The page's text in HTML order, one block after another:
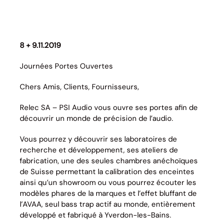
8 + 9.11.2019
Journées Portes Ouvertes
Chers Amis, Clients, Fournisseurs,
Relec SA – PSI Audio vous ouvre ses portes afin de
découvrir un monde de précision de l’audio.
Vous pourrez y découvrir ses laboratoires de
recherche et développement, ses ateliers de
fabrication, une des seules chambres anéchoïques
de Suisse permettant la calibration des enceintes
ainsi qu’un showroom ou vous pourrez écouter les
modèles phares de la marques et l’effet bluffant de
l’AVAA, seul bass trap actif au monde, entièrement
développé et fabriqué à Yverdon-les-Bains.